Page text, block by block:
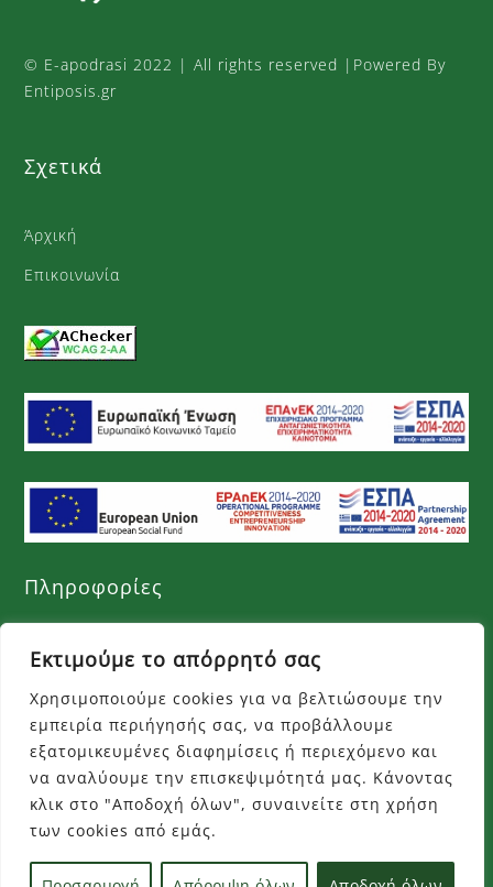
Εκτιμούμε το απόρρητό σας
Χρησιμοποιούμε cookies για να βελτιώσουμε την
εμπειρία περιήγησής σας, να προβάλλουμε
εξατομικευμένες διαφημίσεις ή περιεχόμενο και
να αναλύουμε την επισκεψιμότητά μας. Κάνοντας
κλικ στο "Αποδοχή όλων", συναινείτε στη χρήση
των cookies από εμάς.
© E-apodrasi 2022 | All rights reserved |Powered By
Entiposis.gr
Σχετικά
Άρχική
Επικοινωνία
Πληροφορίες
Όροι χρήσης
Πολιτική απορρήτου
Τρόποι πληρωμής
Τρόποι αποστολής
Επιστροφές προϊόντων